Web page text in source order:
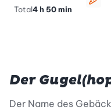
Total4 h 50 min
Der
Der Name des